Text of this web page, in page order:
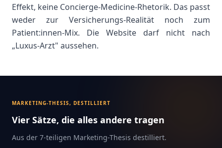
Effekt, keine Concierge-Medicine-Rhetorik. Das passt
weder zur Versicherungs-Realität noch zum
Patient:innen-Mix. Die Website darf nicht nach
„Luxus-Arzt" aussehen.
MARKETING-THESIS, DESTILLIERT
Vier Sätze, die alles andere tragen
Aus der 7-teiligen Marketing-Thesis destilliert.